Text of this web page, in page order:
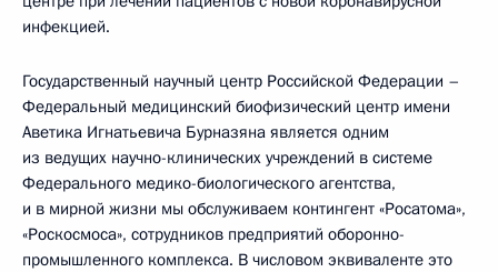
инфекцией.
Государственный научный центр Российской Федерации –
Федеральный медицинский биофизический центр имени
Аветика Игнатьевича Бурназяна является одним
из ведущих научно-клинических учреждений в системе
Федерального медико-биологического агентства,
и в мирной жизни мы обслуживаем контингент «Росатома»,
«Роскосмоса», сотрудников предприятий оборонно-
промышленного комплекса. В числовом эквиваленте это